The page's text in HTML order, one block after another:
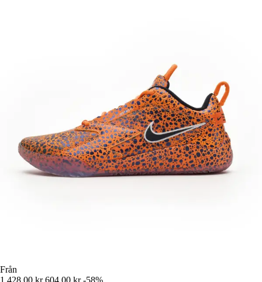
Från
1 428,00 kr 604,00 kr -58%